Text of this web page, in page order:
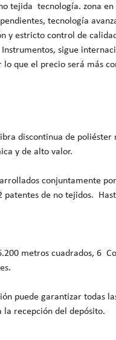
tejida tecnología. zona en
tecnología
y estricto control de
sigue
que el precio será más
discontinua de
y de alto valor.
conjuntamente
patentes de no tejidos.
metros cuadrados, 6
puede garantizar todas
la recepción del depósito.